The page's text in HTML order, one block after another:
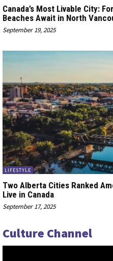
Canada’s Most Livable City:
Beaches Await in North
September 19, 2025
LIFESTYLE
Two Alberta Cities Ranked
Live in Canada
September 17, 2025
Culture Channel